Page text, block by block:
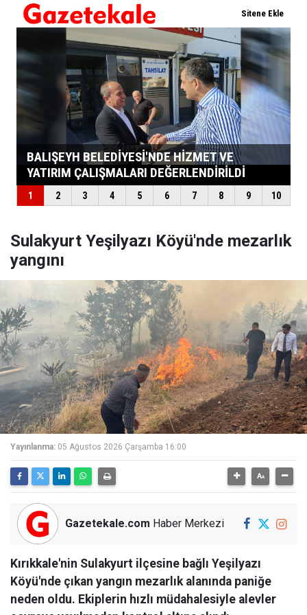
Sulakyurt Yeşilyazı Köyü'nde mezarlık
yangını
Yayınlanma: 05 Ağustos 2026 Çarşamba 16:00
Gazetekale.com Haber Merkezi
Kırıkkale'nin Sulakyurt ilçesine bağlı Yeşilyazı
Köyü'nde çıkan yangın mezarlık alanında paniğe
neden oldu. Ekiplerin hızlı müdahalesiyle alevler